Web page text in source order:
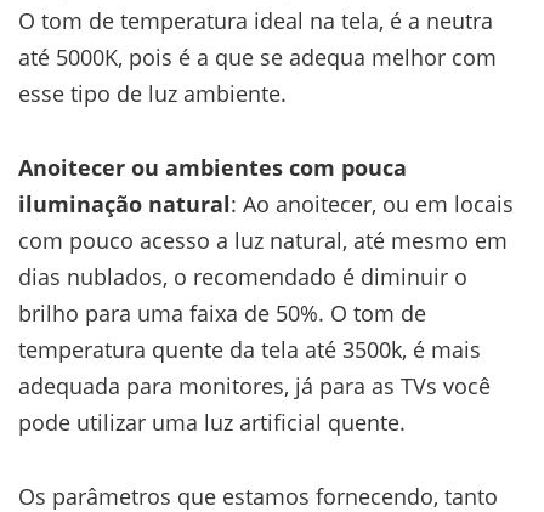
O tom de temperatura ideal na tela, é a neutra
até 5000K, pois é a que se adequa melhor com
esse tipo de luz ambiente.
Anoitecer ou ambientes com pouca
iluminação natural: Ao anoitecer, ou em locais
com pouco acesso a luz natural, até mesmo em
dias nublados, o recomendado é diminuir o
brilho para uma faixa de 50%. O tom de
temperatura quente da tela até 3500k, é mais
adequada para monitores, já para as TVs você
pode utilizar uma luz artificial quente.
Os parâmetros que estamos fornecendo, tanto